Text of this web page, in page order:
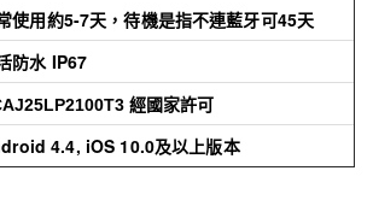
使用約5-7天，待機是指不連藍牙可45天
防水 IP67
經國家許可
4.4, iOS 10.0及以上版本